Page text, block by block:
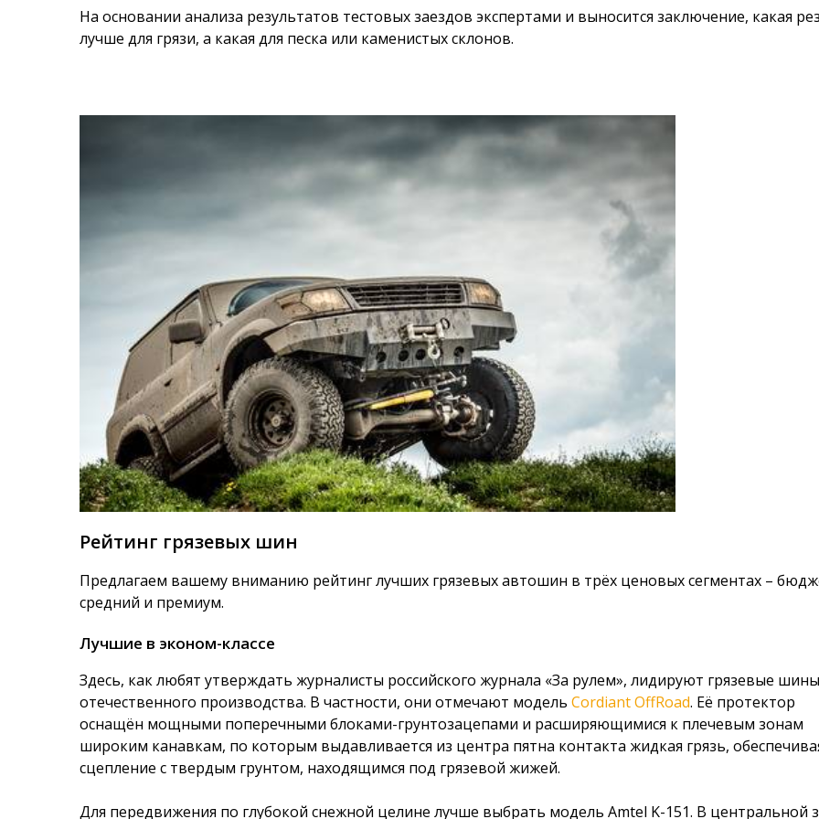
На основании анализа результатов тестовых заездов экспертами и выносится заключение, какая
лучше для грязи, а какая для песка или каменистых склонов.
Рейтинг грязевых шин
Предлагаем вашему вниманию рейтинг лучших грязевых автошин в трёх ценовых сегментах –
средний и премиум.
Лучшие в эконом-классе
Здесь, как любят утверждать журналисты российского журнала «За рулем», лидируют грязевые шины
отечественного производства. В частности, они отмечают модель Cordiant OffRoad. Её протектор
оснащён мощными поперечными блоками-грунтозацепами и расширяющимися к плечевым зонам
широким канавкам, по которым выдавливается из центра пятна контакта жидкая грязь,
сцепление с твердым грунтом, находящимся под грязевой жижей.
Для передвижения по глубокой снежной целине лучше выбрать модель Amtel K-151. В центральной